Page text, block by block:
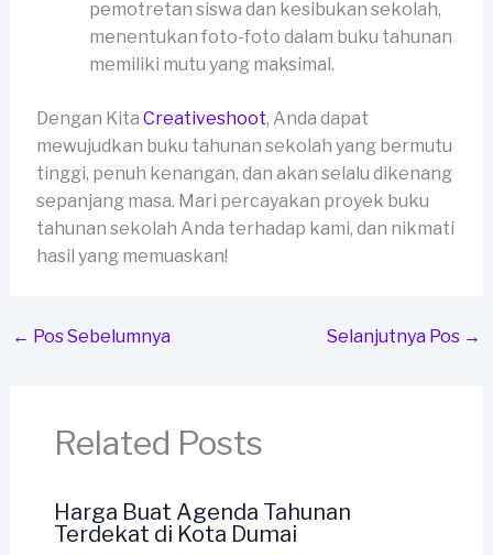
pemotretan siswa dan kesibukan sekolah,
menentukan foto-foto dalam buku tahunan
memiliki mutu yang maksimal.
Dengan Kita Creativeshoot, Anda dapat
mewujudkan buku tahunan sekolah yang bermutu
tinggi, penuh kenangan, dan akan selalu dikenang
sepanjang masa. Mari percayakan proyek buku
tahunan sekolah Anda terhadap kami, dan nikmati
hasil yang memuaskan!
← Pos Sebelumnya Selanjutnya Pos →
Related Posts
Harga Buat Agenda Tahunan
Terdekat di Kota Dumai